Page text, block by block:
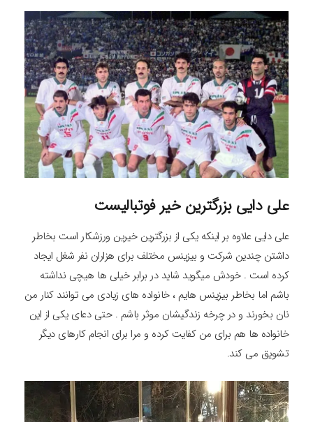
علی دایی بزرگترین خیر فوتبالیست
علی دایی علاوه بر اینکه یکی از بزرگترین خیرین ورزشکار است بخاطر
داشتن چندین شرکت و بیزینس مختلف برای هزاران نفر شغل ایجاد
کرده است . خودش میگوید شاید در برابر خیلی ها هیچی نداشته
باشم اما بخاطر بیزینس هایم ، خانواده های زیادی می توانند کنار من
نان بخورند و در چرخه زندگیشان موثر باشم . حتی دعای یکی از این
خانواده ها هم برای من کفایت کرده و مرا برای انجام کارهای دیگر
تشویق می کند.